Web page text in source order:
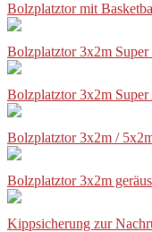
Bolzplatztor mit
Bolzplatztor 3x2m
Bolzplatztor 3x2m
Bolzplatztor 3x2m /
Bolzplatztor 3x2m
Kippsicherung zur